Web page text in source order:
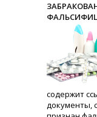
содержит
документы,